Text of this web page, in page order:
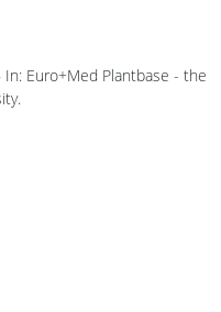
In: Euro+Med Plantbase - the